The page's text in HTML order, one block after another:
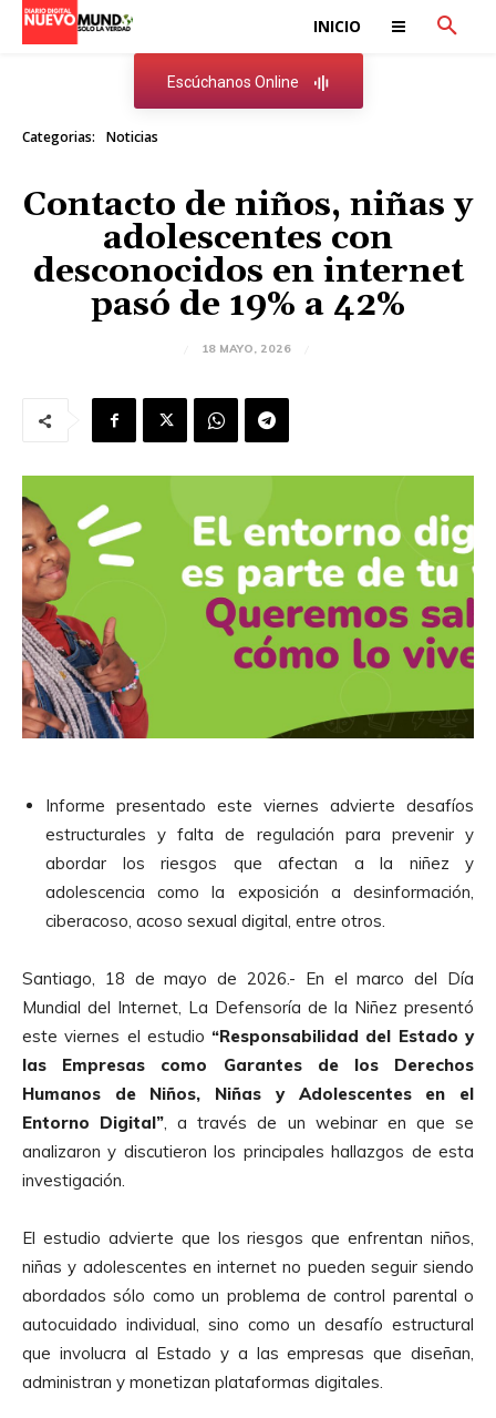
INICIO
Escúchanos Online
Categorias: Noticias
Contacto de niños, niñas y
adolescentes con
desconocidos en internet
pasó de 19% a 42%
18 MAYO, 2026
Informe presentado este viernes advierte desafíos
estructurales y falta de regulación para prevenir y
abordar los riesgos que afectan a la niñez y
adolescencia como la exposición a desinformación,
ciberacoso, acoso sexual digital, entre otros.
Santiago, 18 de mayo de 2026.- En el marco del Día
Mundial del Internet, La Defensoría de la Niñez presentó
este viernes el estudio “Responsabilidad del Estado y
las Empresas como Garantes de los Derechos
Humanos de Niños, Niñas y Adolescentes en el
Entorno Digital” , a través de un webinar en que se
analizaron y discutieron los principales hallazgos de esta
investigación.
El estudio advierte que los riesgos que enfrentan niños,
niñas y adolescentes en internet no pueden seguir siendo
abordados sólo como un problema de control parental o
autocuidado individual, sino como un desafío estructural
que involucra al Estado y a las empresas que diseñan,
administran y monetizan plataformas digitales.